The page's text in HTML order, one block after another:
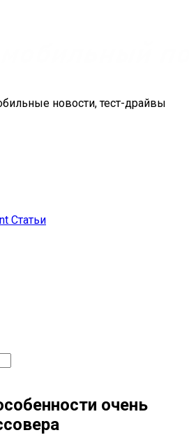
новости, тест-драйвы
Статьи
очень